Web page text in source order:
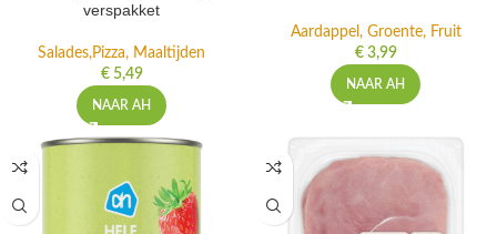
verspakket
Salades,Pizza, Maaltijden
€5,49
NAAR AH
Aardappel, Groente, Fruit
€3,99
NAAR AH